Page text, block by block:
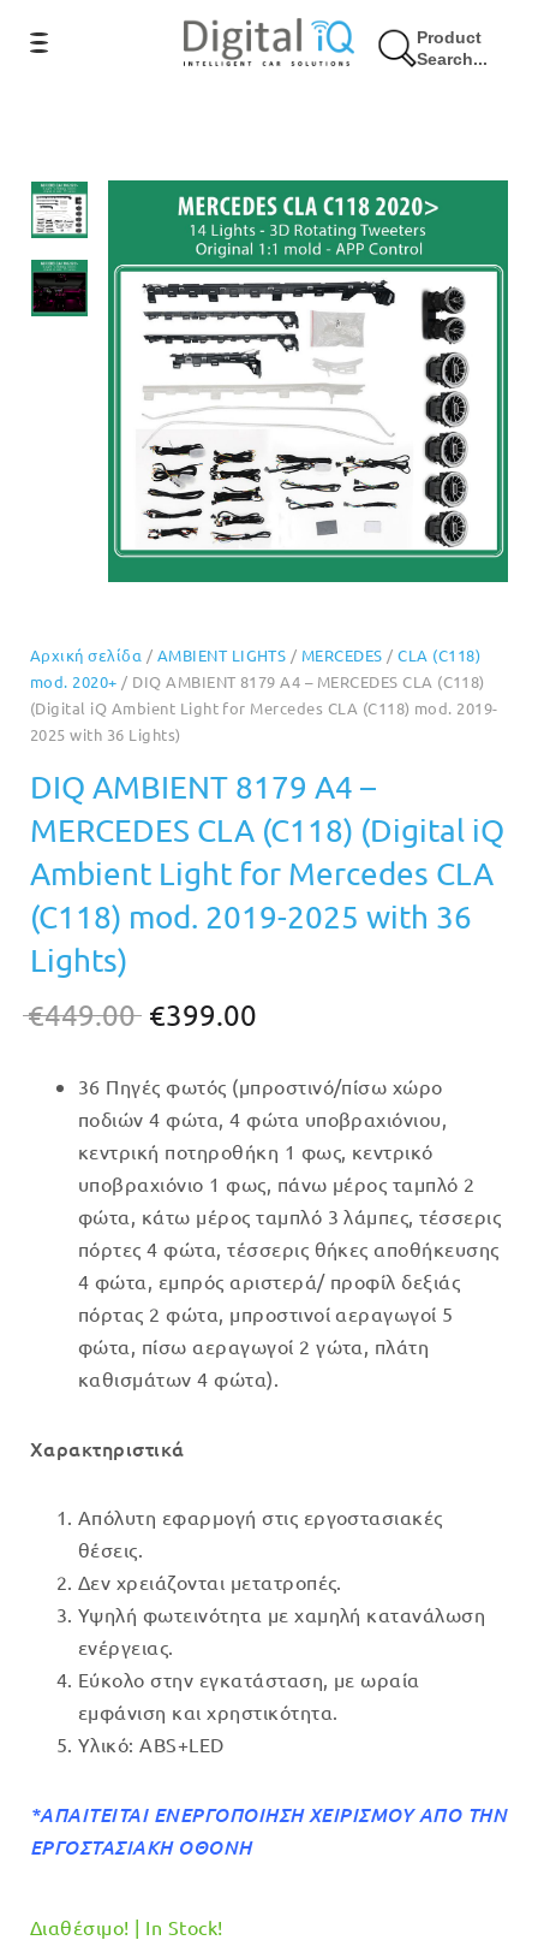
Product
Search...
11% Έκπτωση
Αρχική σελίδα / AMBIENT LIGHTS / MERCEDES /CLA (C118)
mod. 2020+ / DIQ AMBIENT 8179 A4 – MERCEDES CLA (C118)
(Digital iQ Ambient Light for Mercedes CLA (C118) mod. 2019-
2025 with 36 Lights)
DIQ AMBIENT 8179 A4 –
MERCEDES CLA (C118) (Digital iQ
Ambient Light for Mercedes CLA
(C118) mod. 2019-2025 with 36
Lights)
€449.00 Original
was:
€449.00.
€399.00
τιμή
είναι:
€399.00.
36 Πηγές φωτός (μπροστινό/πίσω χώρο
ποδιών 4 φώτα, 4 φώτα υποβραχιόνιου,
κεντρική ποτηροθήκη 1 φως, κεντρικό
υποβραχιόνιο 1 φως, πάνω μέρος ταμπλό 2
φώτα, κάτω μέρος ταμπλό 3 λάμπες, τέσσερις
πόρτες 4 φώτα, τέσσερις θήκες αποθήκευσης
4 φώτα, εμπρός αριστερά/ προφίλ δεξιάς
πόρτας 2 φώτα, μπροστινοί αεραγωγοί 5
φώτα, πίσω αεραγωγοί 2 γώτα, πλάτη
καθισμάτων 4 φώτα).
Χαρακτηριστικά
Απόλυτη εφαρμογή στις εργοστασιακές
θέσεις.
Δεν χρειάζονται μετατροπές.
Υψηλή φωτεινότητα με χαμηλή κατανάλωση
ενέργειας.
Εύκολο στην εγκατάσταση, με ωραία
εμφάνιση και χρηστικότητα.
Υλικό: ABS+LED
*ΑΠΑΙΤΕΙΤΑΙ ΕΝΕΡΓΟΠΟΙΗΣΗ ΧΕΙΡΙΣΜΟΥ ΑΠΟ ΤΗΝ
ΕΡΓΟΣΤΑΣΙΑΚΗ ΟΘΟΝΗ
Διαθέσιμο! | In Stock!